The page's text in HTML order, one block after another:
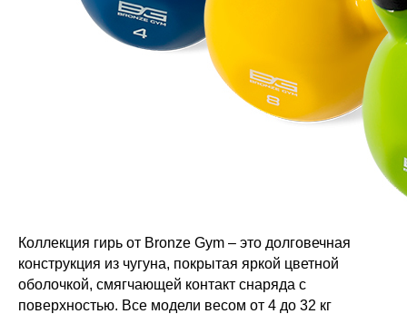
Коллекция гирь от Bronze Gym – это долговечная
конструкция из чугуна, покрытая яркой цветной
оболочкой, смягчающей контакт снаряда с
поверхностью. Все модели весом от 4 до 32 кг